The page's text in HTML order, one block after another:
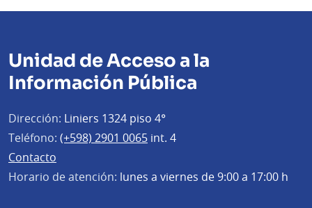
Unidad de Acceso a la
Información Pública
Dirección: Liniers 1324 piso 4°
Teléfono: (+598) 2901 0065 int. 4
Contacto
Horario de atención: lunes a viernes de 9:00 a 17:00 h